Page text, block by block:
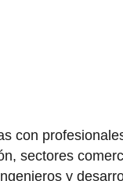
con
sectores
y